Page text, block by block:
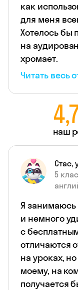
как
для меня
Хотелось бы
на
хромает.
Читать весь
наш
Стас,
5
Я занимаюсь
и немного
с
отличаются
на уроках,
моему, на
получается